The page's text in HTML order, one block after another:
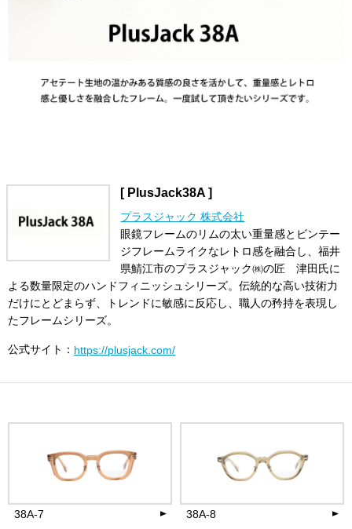
[ PlusJack38A ]
プラスジャック 株式会社
眼鏡フレームのリムの太い重量感とビンテー
ジフレームライクなレトロ感を融合し、福井
県鯖江市のプラスジャック㈱の匠 津田氏に
よる数量限定のハンドフィニッシュシリーズ。伝統的な高い技術力
だけにとどまらず、トレンドに敏感に反応し、職人の矜持を表現し
たフレームシリーズ。
公式サイト： https://plusjack.com/
38A-7 38A-8